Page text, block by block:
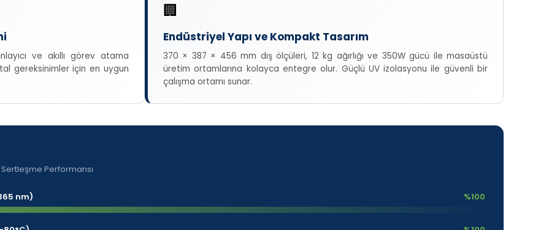
ve akıllı görev atama
gereksinimler için en uygun
🏢
Endüstriyel Yapı ve Kompakt Tasarım
370 × 387 × 456 mm dış ölçüleri, 12 kg ağırlığı ve 350W gücü ile masaüstü
üretim ortamlarına kolayca entegre olur. Güçlü UV izolasyonu ile güvenli bir
çalışma ortamı sunar.
Sertleşme Performansı
nm) %100